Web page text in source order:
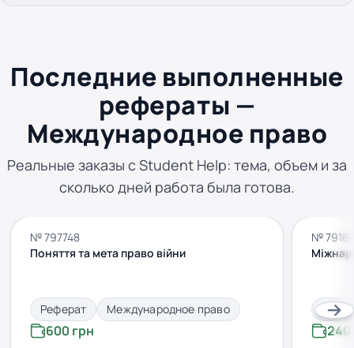
Последние выполненные
рефераты —
Международное право
Реальные заказы с Student Help: тема, объем и за
сколько дней работа была готова.
№ 797748
Поняття та мета право війни
Реферат Международное право
600 грн
№
240